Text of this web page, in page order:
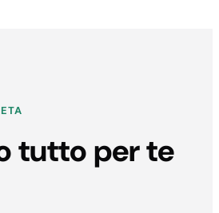
tutto per te